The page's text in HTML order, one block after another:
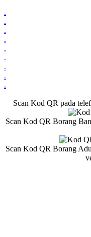
.
.
.
.
.
.
.
.
.
Scan Kod QR pada
Scan Kod QR Borang
Scan Kod QR Borang